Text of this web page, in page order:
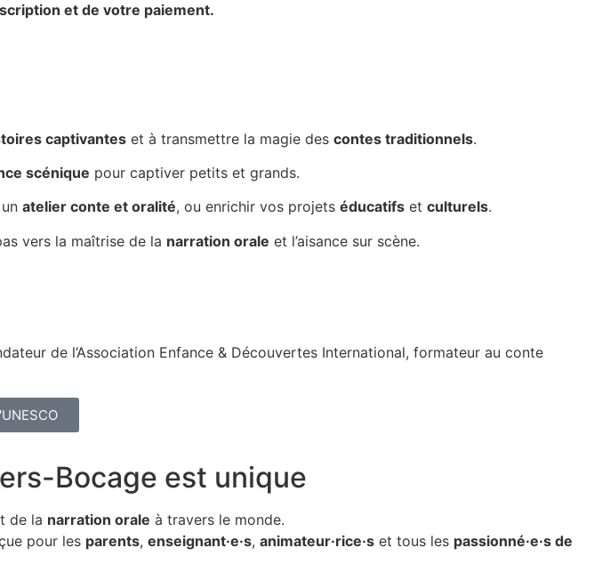
et de votre paiement.
captivantes et à transmettre la magie des contes traditionnels.
scénique pour captiver petits et grands.
atelier conte et oralité, ou enrichir vos projets éducatifs et culturels.
vers la maîtrise de la narration orale et l’aisance sur scène.
de l’Association Enfance & Découvertes International, formateur au conte
Bocage est unique
de la narration orale à travers le monde.
pour les parents, enseignant·e·s, animateur·rice·s et tous les passionné·e·s de